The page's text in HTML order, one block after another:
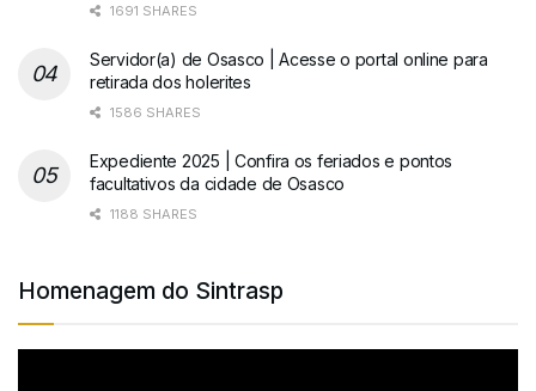
1691 SHARES
Servidor(a) de Osasco | Acesse o portal online para
retirada dos holerites
1586 SHARES
Expediente 2025 | Confira os feriados e pontos
facultativos da cidade de Osasco
1188 SHARES
Homenagem do Sintrasp